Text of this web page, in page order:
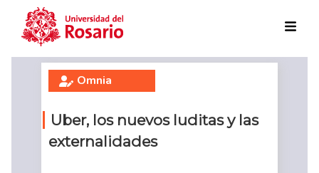
Skip to main content
Omnia
Uber, los nuevos luditas y las
externalidades